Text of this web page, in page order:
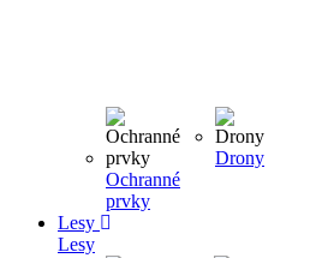
Ochranné
prvky
Drony
Lesy
Lesy